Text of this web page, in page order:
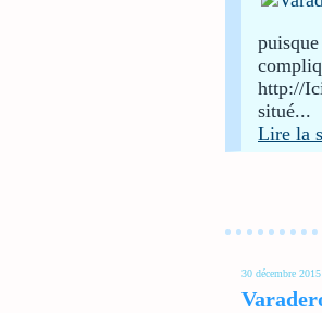
http://
situé...
Lire la
30 décembre 2015